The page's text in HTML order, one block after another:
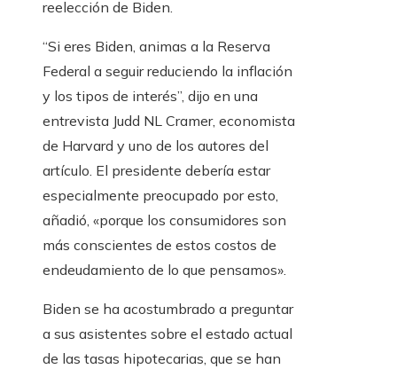
reelección de Biden.
“Si eres Biden, animas a la Reserva
Federal a seguir reduciendo la inflación
y los tipos de interés”, dijo en una
entrevista Judd NL Cramer, economista
de Harvard y uno de los autores del
artículo. El presidente debería estar
especialmente preocupado por esto,
añadió, «porque los consumidores son
más conscientes de estos costos de
endeudamiento de lo que pensamos».
Biden se ha acostumbrado a preguntar
a sus asistentes sobre el estado actual
de las tasas hipotecarias, que se han